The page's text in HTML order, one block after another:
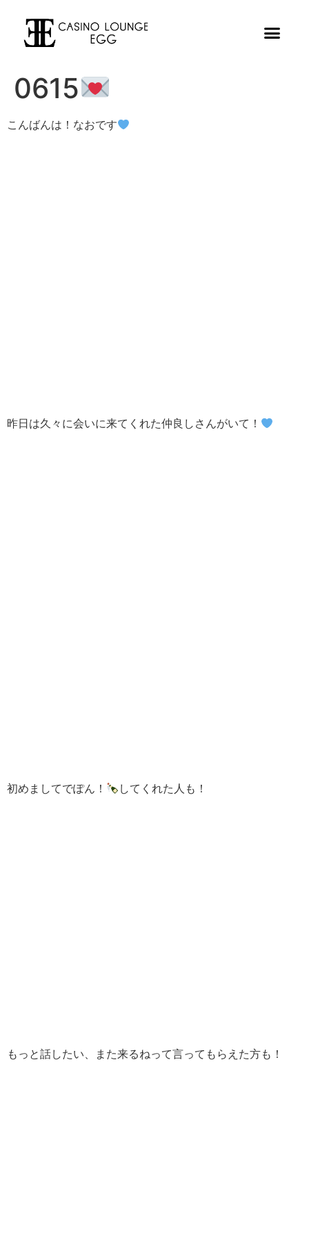
0615
こんばんは！なおです
昨日は久々に会いに来てくれた仲良しさんがいて！
初めましてでぽん！ してくれた人も！
もっと話したい、また来るねって言ってもらえた方も！